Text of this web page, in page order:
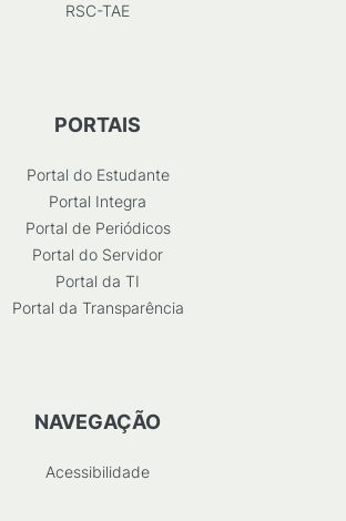
RSC-TAE
PORTAIS
Portal do Estudante
Portal Integra
Portal de Periódicos
Portal do Servidor
Portal da TI
Portal da Transparência
NAVEGAÇÃO
Acessibilidade